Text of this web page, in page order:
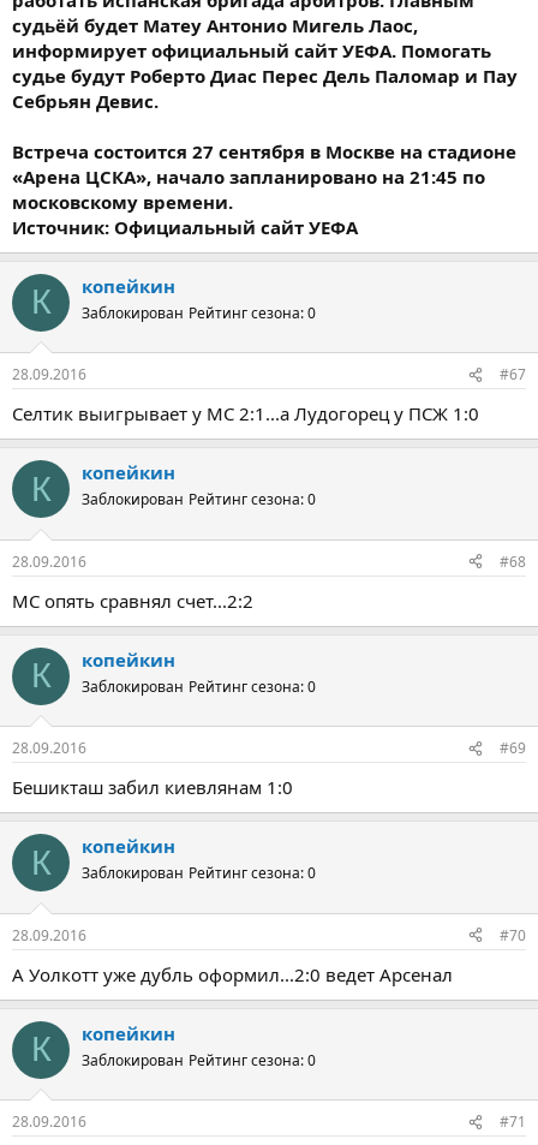
судьёй будет Матеу Антонио Мигель Лаос,
информирует официальный сайт УЕФА. Помогать
судье будут Роберто Диас Перес Дель Паломар и Пау
Себрьян Девис.
Встреча состоится 27 сентября в Москве на стадионе
«Арена ЦСКА», начало запланировано на 21:45 по
московскому времени.
Источник: Официальный сайт УЕФА
К копейкин
Заблокирован Рейтинг сезона: 0
28.09.2016 #67
Селтик выигрывает у МС 2:1...а Лудогорец у ПСЖ 1:0
К копейкин
Заблокирован Рейтинг сезона: 0
28.09.2016 #68
МС опять сравнял счет...2:2
К копейкин
Заблокирован Рейтинг сезона: 0
28.09.2016 #69
Бешикташ забил киевлянам 1:0
К копейкин
Заблокирован Рейтинг сезона: 0
28.09.2016 #70
А Уолкотт уже дубль оформил...2:0 ведет Арсенал
К копейкин
Заблокирован Рейтинг сезона: 0
28.09.2016 #71